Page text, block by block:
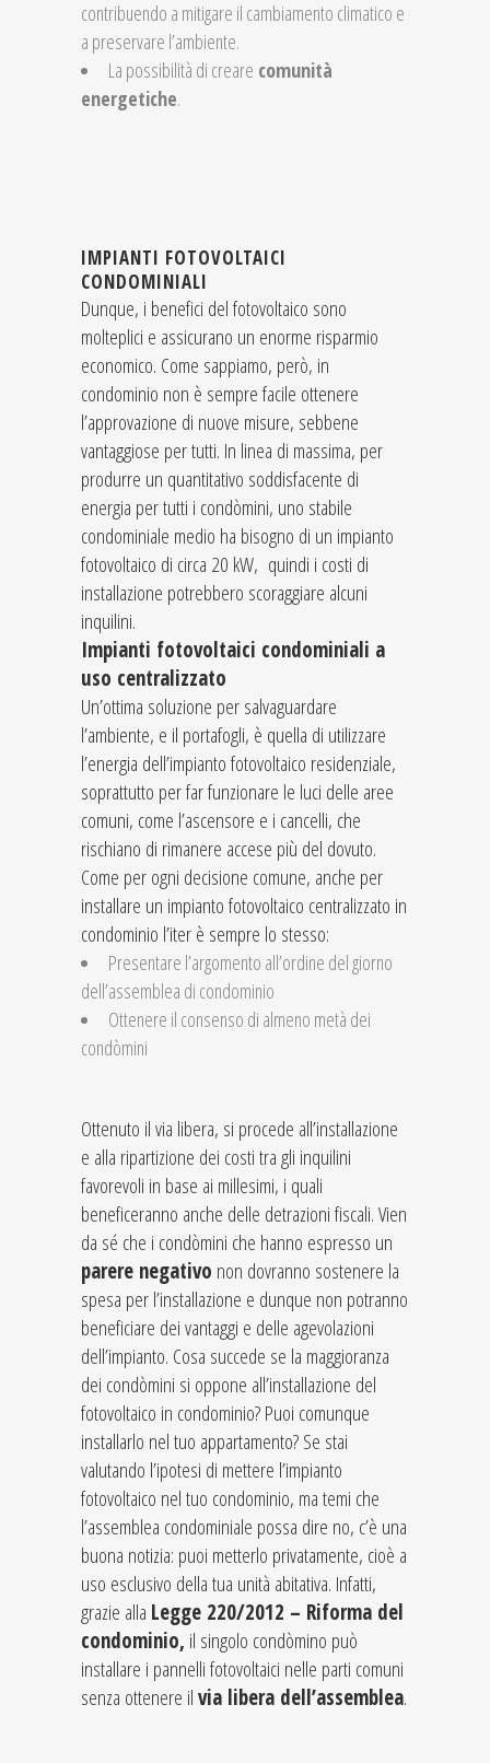
contribuendo a mitigare il cambiamento climatico e
a preservare l’ambiente.
La possibilità di creare comunità
energetiche.
IMPIANTI FOTOVOLTAICI
CONDOMINIALI
Dunque, i benefici del fotovoltaico sono
molteplici e assicurano un enorme risparmio
economico. Come sappiamo, però, in
condominio non è sempre facile ottenere
l’approvazione di nuove misure, sebbene
vantaggiose per tutti. In linea di massima, per
produrre un quantitativo soddisfacente di
energia per tutti i condòmini, uno stabile
condominiale medio ha bisogno di un impianto
fotovoltaico di circa 20 kW, quindi i costi di
installazione potrebbero scoraggiare alcuni
inquilini.
Impianti fotovoltaici condominiali a
uso centralizzato
Un’ottima soluzione per salvaguardare
l’ambiente, e il portafogli, è quella di utilizzare
l’energia dell’impianto fotovoltaico residenziale,
soprattutto per far funzionare le luci delle aree
comuni, come l’ascensore e i cancelli, che
rischiano di rimanere accese più del dovuto.
Come per ogni decisione comune, anche per
installare un impianto fotovoltaico centralizzato in
condominio l’iter è sempre lo stesso:
Presentare l’argomento all’ordine del giorno
dell’assemblea di condominio
Ottenere il consenso di almeno metà dei
condòmini
Ottenuto il via libera, si procede all’installazione
e alla ripartizione dei costi tra gli inquilini
favorevoli in base ai millesimi, i quali
beneficeranno anche delle detrazioni fiscali. Vien
da sé che i condòmini che hanno espresso un
parere negativo non dovranno sostenere la
spesa per l’installazione e dunque non potranno
beneficiare dei vantaggi e delle agevolazioni
dell’impianto. Cosa succede se la maggioranza
dei condòmini si oppone all’installazione del
fotovoltaico in condominio? Puoi comunque
installarlo nel tuo appartamento? Se stai
valutando l’ipotesi di mettere l’impianto
fotovoltaico nel tuo condominio, ma temi che
l’assemblea condominiale possa dire no, c’è una
buona notizia: puoi metterlo privatamente, cioè a
uso esclusivo della tua unità abitativa. Infatti,
grazie alla Legge 220/2012 – Riforma del
condominio, il singolo condòmino può
installare i pannelli fotovoltaici nelle parti comuni
senza ottenere ilvia libera dell’assemblea.